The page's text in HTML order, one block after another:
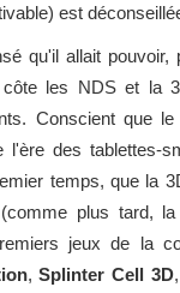
est
qu'il allait pouvoir,
les NDS et la
Conscient que
des tablettes-
temps, que la
plus tard, la
jeux de la
,Splinter Cell 3D,